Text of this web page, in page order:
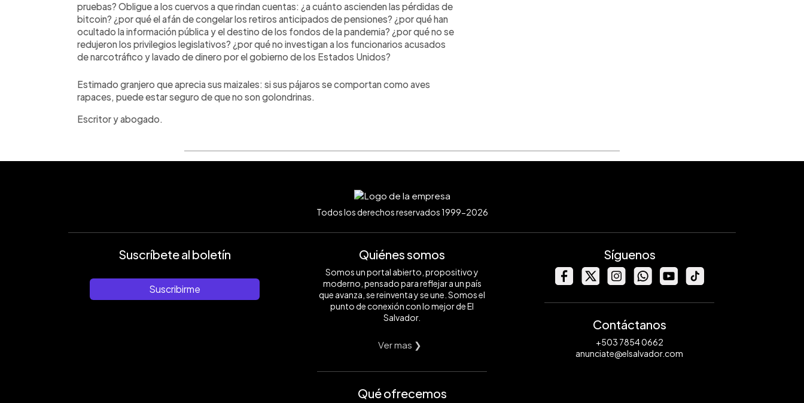
pruebas? Obligue a los cuervos a que rindan cuentas: ¿a cuánto ascienden las pérdidas de
bitcoin? ¿por qué el afán de congelar los retiros anticipados de pensiones? ¿por qué han
ocultado la información pública y el destino de los fondos de la pandemia? ¿por qué no se
redujeron los privilegios legislativos? ¿por qué no investigan a los funcionarios acusados
de narcotráfico y lavado de dinero por el gobierno de los Estados Unidos?
Estimado granjero que aprecia sus maizales: si sus pájaros se comportan como aves
rapaces, puede estar seguro de que no son golondrinas.
Escritor y abogado.
Todos los derechos reservados 1999-2026
Suscríbete al boletín
Suscribirme
Quiénes somos
Somos un portal abierto, propositivo y
moderno, pensado para reflejar a un país
que avanza, se reinventa y se une. Somos el
punto de conexión con lo mejor de El
Salvador.
Ver mas ❯
Qué ofrecemos
Síguenos
Contáctanos
+503 7854 0662
anunciate@elsalvador.com